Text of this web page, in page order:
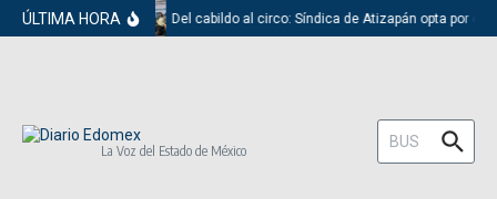
Saltar al contenido
ÚLTIMA HORA Del cabildo al circo: Síndica de Atizapán opta por el
La Voz del Estado de México
Buscar: